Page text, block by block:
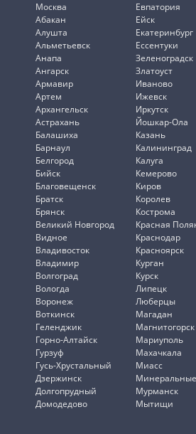
Москва
Абакан
Алушта
Альметьевск
Анапа
Ангарск
Армавир
Артем
Архангельск
Астрахань
Балашиха
Барнаул
Белгород
Бийск
Благовещенск
Братск
Брянск
Великий Новгород
Видное
Владивосток
Владимир
Волгоград
Вологда
Воронеж
Воткинск
Геленджик
Горно-Алтайск
Гурзуф
Гусь-Хрустальный
Дзержинск
Долгопрудный
Домодедово
Евпатория
Ейск
Екатеринбург
Ессентуки
Зеленоградск
Златоуст
Иваново
Ижевск
Иркутск
Йошкар-Ола
Казань
Калининград
Калуга
Кемерово
Киров
Королев
Кострома
Красная
Краснодар
Красноярск
Курган
Курск
Липецк
Люберцы
Магадан
Магнитогорск
Мариуполь
Махачкала
Миасс
Мурманск
Мытищи